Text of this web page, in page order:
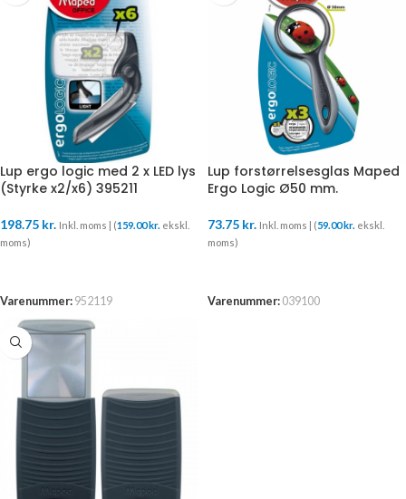
Lup ergo logic med 2 x LED lys
(Styrke x2/x6) 395211
198.75 kr. Inkl. moms | (159.00kr. ekskl.
moms)
Varenummer: 952119
Lup forstørrelsesglas Maped
Ergo Logic Ø50 mm.
73.75 kr. Inkl. moms | (59.00kr. ekskl.
moms)
Varenummer: 039100